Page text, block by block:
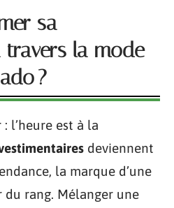
sa
la mode
?
l’heure est à la
deviennent
la marque d’une
rang. Mélanger une